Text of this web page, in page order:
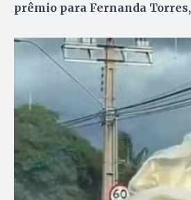
prêmio para Fernanda